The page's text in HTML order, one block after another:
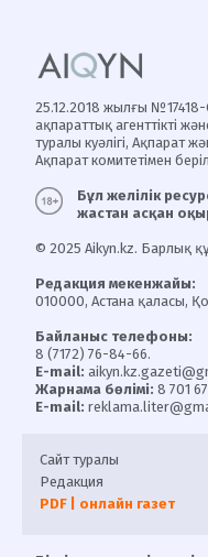
25.12.2018 жылғы
ақпараттық агенттікті
туралы куәлігі, Ақпарат
Ақпарат комитетімен
Бұл желілік
жастан асқан
© 2025 Aikyn.kz. Барлық
Редакция мекенжайы:
010000, Астана қаласы,
Байланыс телефоны:
8 (7172) 76-84-66.
E-mail:
Жарнама бөлімі: 8 701
E-mail:
Сайт туралы
Редакция
PDF | онлайн газет